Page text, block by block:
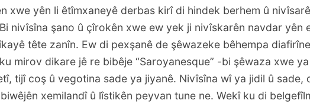
xwe yên li êtîmxaneyê derbas kirî di hindek berhem û
nivîsîna şano û çîrokên xwe ew yek ji nivîskarên navdar yên
tête zanîn. Ew di pexşanê de şêwazeke bêhempa
mirov dikare jê re bibêje “Saroyanesque” -bi şêwaza xwe
tijî coş û vegotina sade ya jiyanê. Nivîsîna wî ya jidil û sade,
xemilandî û lîstikên peyvan tune ne. Wekî ku di